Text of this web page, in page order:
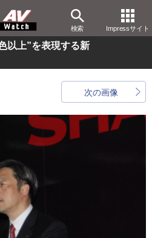
検索 Impressサイト
以上”を表現する新
次の画像